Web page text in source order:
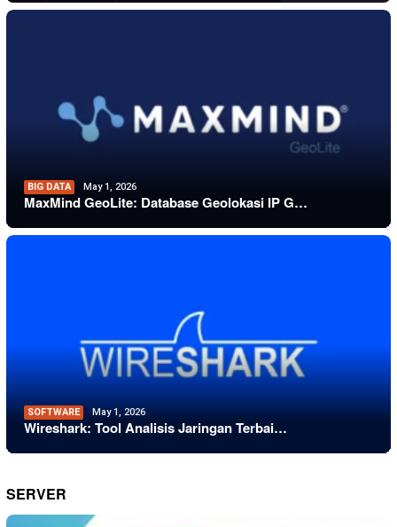
BIG DATA May 1, 2026
MaxMind GeoLite: Database Geolokasi IP G…
SOFTWARE May 1, 2026
Wireshark: Tool Analisis Jaringan Terbai…
SERVER